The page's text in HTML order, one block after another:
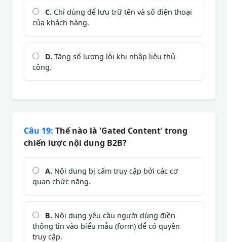
C. Chỉ dùng để lưu trữ tên và số điện thoại
của khách hàng.
D. Tăng số lượng lỗi khi nhập liệu thủ
công.
Câu 19: Thế nào là 'Gated Content' trong
chiến lược nội dung B2B?
A. Nội dung bị cấm truy cập bởi các cơ
quan chức năng.
B. Nội dung yêu cầu người dùng điền
thông tin vào biểu mẫu (form) để có quyền
truy cập.